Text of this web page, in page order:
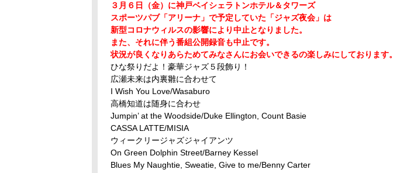
３月６日（金）に神戸ベイシェラトンホテル＆タワーズ
スポーツパブ「アリーナ」で予定していた「ジャズ夜会」は
新型コロナウィルスの影響により中止となりました。
また、それに伴う番組公開録音も中止です。
状況が良くなりあらためてみなさんにお会いできるの楽しみにしております。
ひな祭りだよ！豪華ジャズ５段飾り！
広瀬未来は内裏雛に合わせて
I Wish You Love/Wasaburo
高橋知道は随身に合わせ
Jumpin’ at the Woodside/Duke Ellington, Count Basie
CASSA LATTE/MISIA
ウィークリージャズジャイアンツ
On Green Dolphin Street/Barney Kessel
Blues My Naughtie, Sweatie, Give to me/Benny Carter